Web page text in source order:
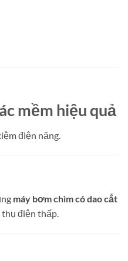
mềm hiệu quả
điện năng.
máy bơm chìm có dao cắt
điện thấp.